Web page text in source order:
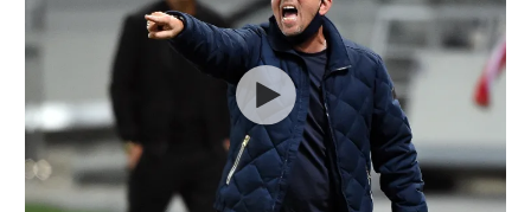
VOD
רץ ברשת
נבחרת ישראל
מכבי חיפה
בית"ר ירושלים
מכבי תל אביב
ליגה ספרדית
ליגה איטלקית
ליגה צרפתית
כדורסל נשים
מכבי תל אביב
הפועל חולון
הפועל ירושלים
יורוליג
יורוקאפ
טניס
כדורעף